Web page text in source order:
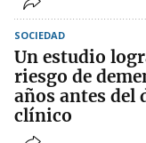
SOCIEDAD
Un estudio
riesgo de
años antes del
clínico